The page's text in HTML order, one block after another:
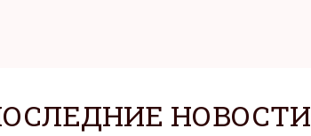
НОВОСТИ